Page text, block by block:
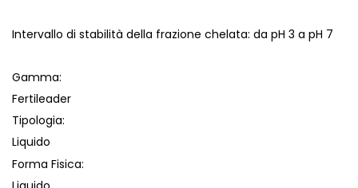
Intervallo di stabilità della frazione chelata: da pH 3 a pH 7
Gamma:
Fertileader
Tipologia:
Liquido
Forma Fisica: